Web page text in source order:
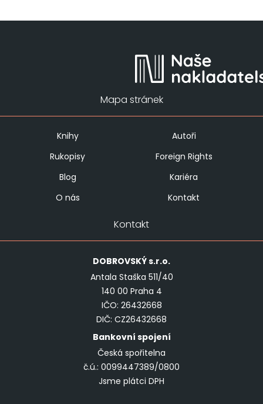
Mapa stránek
Knihy
Autoři
Rukopisy
Foreign Rights
Blog
Kariéra
O nás
Kontakt
Kontakt
DOBROVSKÝs.r.o.
Antala Staška 511/40
140 00 Praha 4
IČO: 26432668
DIČ: CZ26432668
Bankovní spojení
Česká spořitelna
č.ú.: 0099447389/0800
Jsme plátci DPH